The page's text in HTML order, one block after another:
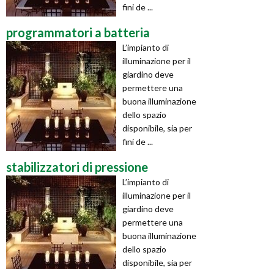
fini de ...
programmatori a batteria
L’impianto di
illuminazione per il
giardino deve
permettere una
buona illuminazione
dello spazio
disponibile, sia per
fini de ...
stabilizzatori di pressione
L’impianto di
illuminazione per il
giardino deve
permettere una
buona illuminazione
dello spazio
disponibile, sia per